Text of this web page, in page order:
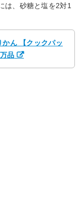
は、砂糖と塩を2対1
ん 【クックパッ
品